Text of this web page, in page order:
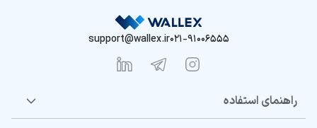
021-91006555
support@wallex.ir
راهنمای استفاده